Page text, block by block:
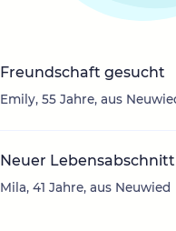
Freundschaft gesucht
Emily, 55 Jahre, aus
Neuer Lebensabschnitt
Mila, 41 Jahre, aus Neuwied